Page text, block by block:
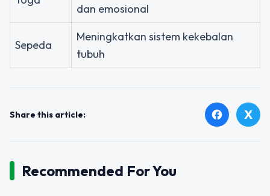
dan emosional
Sepeda
Meningkatkan sistem kekebalan
tubuh
Share this article: facebook X
Recommended For You